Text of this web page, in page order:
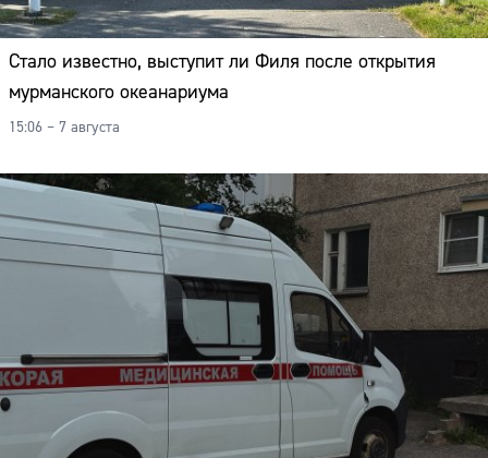
Стало известно, выступит ли Филя после открытия
мурманского океанариума
15:06 – 7 августа